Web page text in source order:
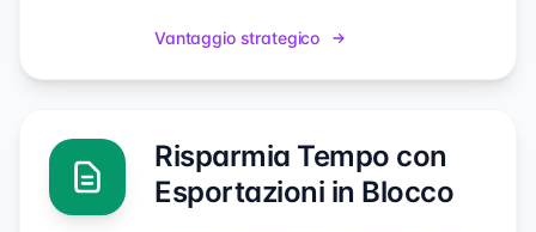
Vantaggio strategico
Risparmia Tempo con
Esportazioni in Blocco